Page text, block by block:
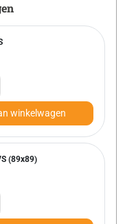
winkelwagen
(89x89)